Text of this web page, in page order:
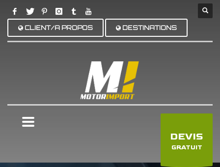
CLIENT/A PROPOS DESTINATIONS
DEVIS
GRATUIT